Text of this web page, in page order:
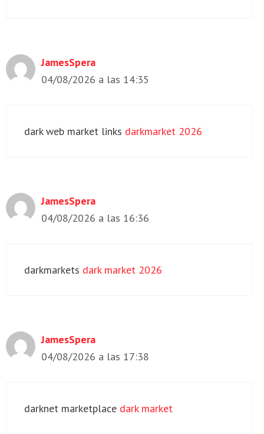
JamesSpera
04/08/2026 a las 14:35
dark web market links darkmarket 2026
JamesSpera
04/08/2026 a las 16:36
darkmarkets dark market 2026
JamesSpera
04/08/2026 a las 17:38
darknet marketplace dark market